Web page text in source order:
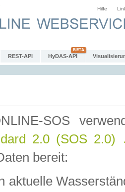
Hilfe
REST-API HyDAS-API
SOS
2.0 (SOS 2.0)
bereit:
aktuelle